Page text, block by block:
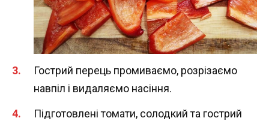
Гострий перець промиваємо, розрізаємо
навпіл і видаляємо насіння.
Підготовлені томати, солодкий та гострий